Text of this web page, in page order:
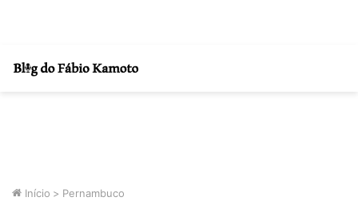
Início > Pernambuco